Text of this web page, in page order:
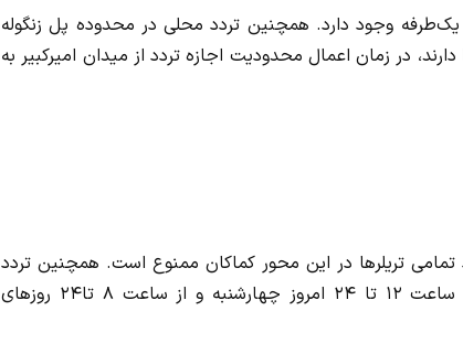
وجود دارد. همچنین تردد محلی در محدوده پل زنگوله
در زمان اعمال محدودیت اجازه تردد از میدان امیرکبیر به
تمامی تریلرها در این محور کماکان ممنوع است. همچنین تردد
کامیون‌ها و کامیونت‌ها به‌جز حاملان مواد سوختی و فاسدشدنی، از ساعت ۱۲ تا ۲۴ امروز چهارشنبه و از ساعت ۸ تا۲۴ روزهای